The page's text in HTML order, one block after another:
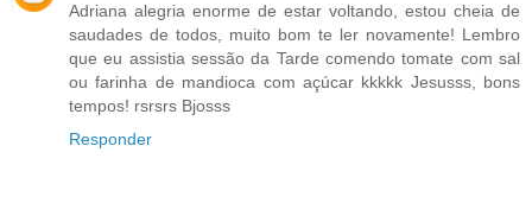
Adriana alegria enorme de estar voltando, estou cheia de
saudades de todos, muito bom te ler novamente! Lembro
que eu assistia sessão da Tarde comendo tomate com sal
ou farinha de mandioca com açúcar kkkkk Jesusss, bons
tempos! rsrsrs Bjosss
Responder